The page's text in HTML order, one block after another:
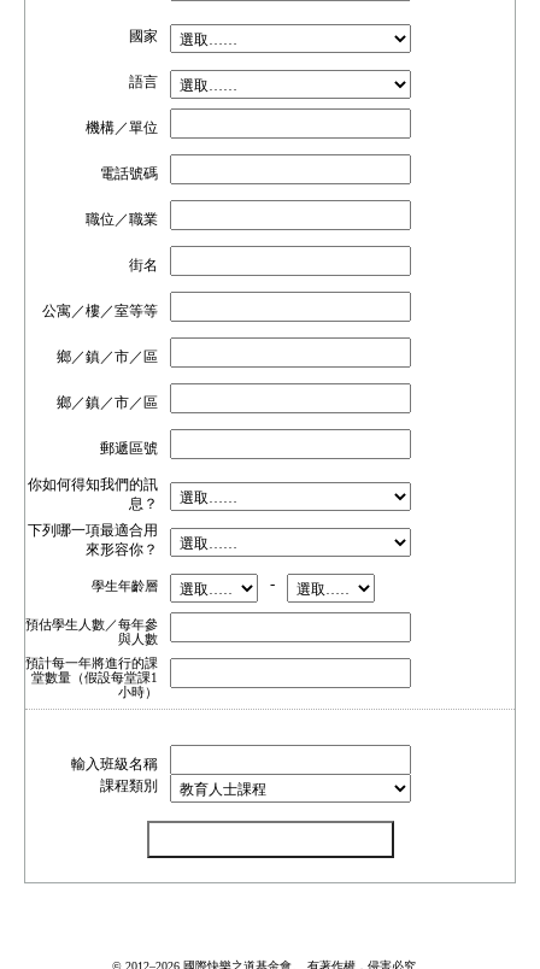
國家
語言
機構／單位
電話號碼
職位／職業
街名
公寓／樓／室等等
鄉／鎮／市／區
鄉／鎮／市／區
郵遞區號
你如何得知我們的訊
息？
下列哪一項最適合用
來形容你？
學生年齡層 -
預估學生人數／每年參
與人數
預計每一年將進行的課
堂數量（假設每堂課1
小時）
輸入班級名稱
課程類別
© 2012–2026 國際快樂之道基金會。 有著作權，侵害必究。